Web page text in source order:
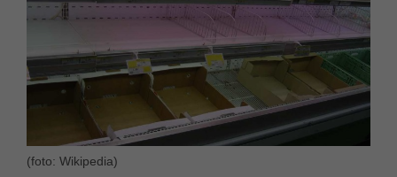
(foto: Wikipedia)